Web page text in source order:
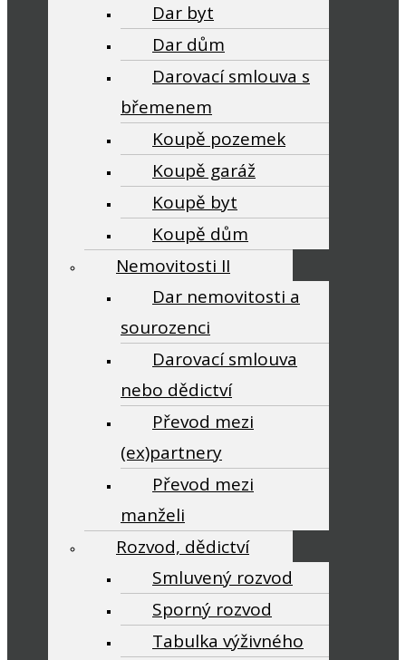
Dar byt
Dar dům
Darovací smlouva s
břemenem
Koupě pozemek
Koupě garáž
Koupě byt
Koupě dům
Nemovitosti II
Dar nemovitosti a
sourozenci
Darovací smlouva
nebo dědictví
Převod mezi
(ex)partnery
Převod mezi
manželi
Rozvod, dědictví
Smluvený rozvod
Sporný rozvod
Tabulka výživného